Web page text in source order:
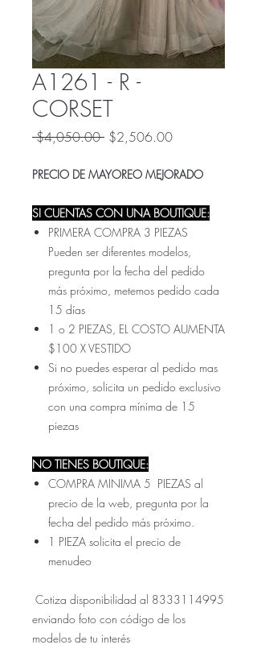
A1261 - R -
CORSET
$4,050.00 Precio
$2,506.00Precio
oferta
PRECIO DE MAYOREO MEJORADO
SI CUENTAS CON UNA BOUTIQUE:
PRIMERA COMPRA 3 PIEZAS
Pueden ser diferentes modelos,
pregunta por la fecha del pedido
más próximo, metemos pedido cada
15 días
1 o 2 PIEZAS, EL COSTO AUMENTA
$100 X VESTIDO
Si no puedes esperar al pedido mas
próximo, solicita un pedido exclusivo
con una compra mínima de 15
piezas
NO TIENES BOUTIQUE:
COMPRA MINIMA 5 PIEZAS al
precio de la web, pregunta por la
fecha del pedido más próximo.
1 PIEZA solicita el precio de
menudeo
Cotiza disponibilidad al 8333114995
enviando foto con código de los
modelos de tu interés